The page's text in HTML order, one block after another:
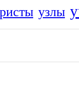
узлы